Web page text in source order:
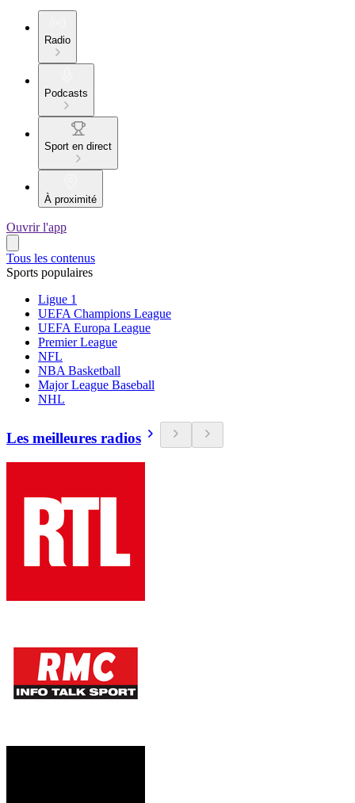
Radio
Podcasts
Sport en direct
À proximité
Ouvrir l'app
Tous les contenus
Sports populaires
Ligue 1
UEFA Champions League
UEFA Europa League
Premier League
NFL
NBA Basketball
Major League Baseball
NHL
Les meilleures radios